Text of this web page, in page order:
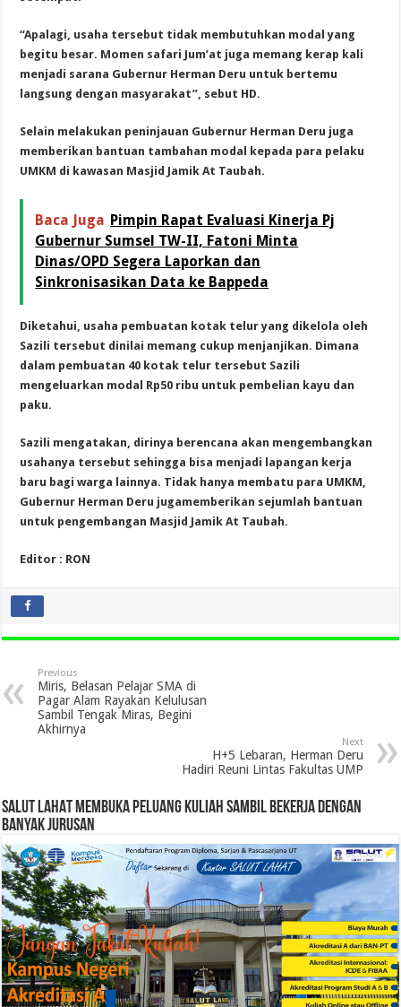
“Apalagi, usaha tersebut tidak membutuhkan modal yang
begitu besar. Momen safari Jum’at juga memang kerap kali
menjadi sarana Gubernur Herman Deru untuk bertemu
langsung dengan masyarakat”, sebut HD.
Selain melakukan peninjauan Gubernur Herman Deru juga
memberikan bantuan tambahan modal kepada para pelaku
UMKM di kawasan Masjid Jamik At Taubah.
Baca Juga Pimpin Rapat Evaluasi Kinerja Pj
Gubernur Sumsel TW-II, Fatoni Minta
Dinas/OPD Segera Laporkan dan
Sinkronisasikan Data ke Bappeda
Diketahui, usaha pembuatan kotak telur yang dikelola oleh
Sazili tersebut dinilai memang cukup menjanjikan. Dimana
dalam pembuatan 40 kotak telur tersebut Sazili
mengeluarkan modal Rp50 ribu untuk pembelian kayu dan
paku.
Sazili mengatakan, dirinya berencana akan mengembangkan
usahanya tersebut sehingga bisa menjadi lapangan kerja
baru bagi warga lainnya. Tidak hanya membatu para UMKM,
Gubernur Herman Deru jugamemberikan sejumlah bantuan
untuk pengembangan Masjid Jamik At Taubah.
Editor : RON
Previous
Miris, Belasan Pelajar SMA di
Pagar Alam Rayakan Kelulusan
Sambil Tengak Miras, Begini
Akhirnya
Next
H+5 Lebaran, Herman Deru
Hadiri Reuni Lintas Fakultas UMP
SALUT LAHAT MEMBUKA PELUANG KULIAH SAMBIL BEKERJA DENGAN
BANYAK JURUSAN